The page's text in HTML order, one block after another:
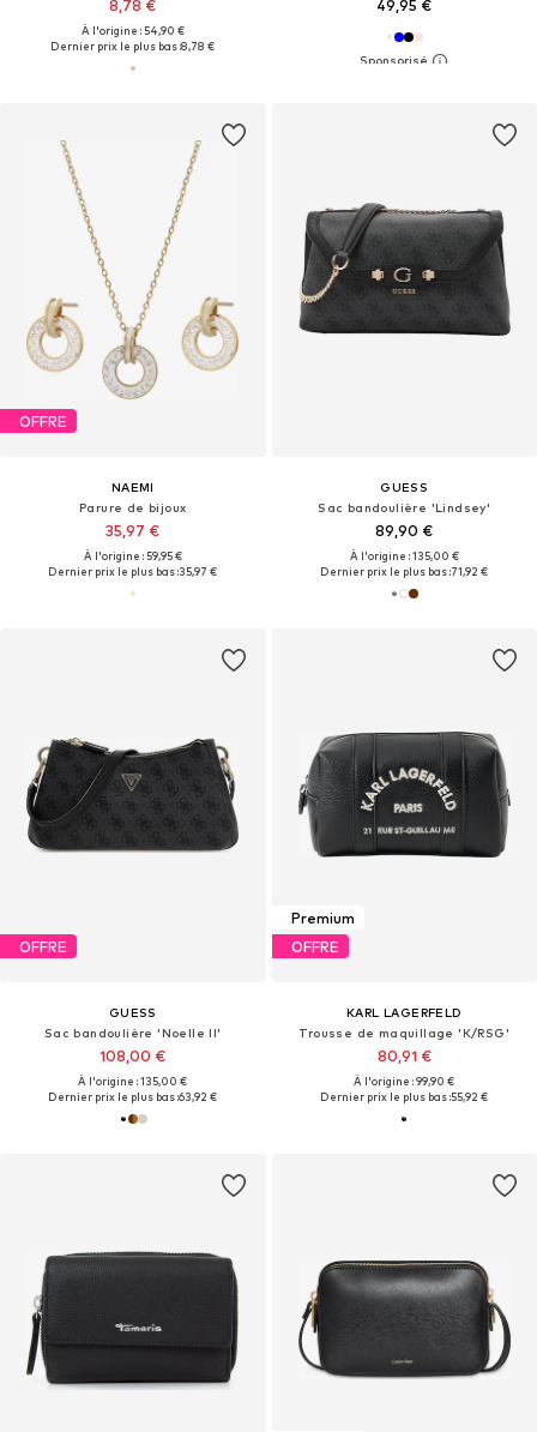
8,78 €
À l'origine : 54,90 €
Dernier prix le plus bas :8,78 €
49,95 €
OFFRE
NAEMI
Parure de bijoux
35,97 €
À l'origine : 59,95 €
Dernier prix le plus bas :35,97 €
GUESS
Sac bandoulière 'Lindsey'
89,90 €
À l'origine : 135,00 €
Dernier prix le plus bas :71,92 €
OFFRE
GUESS
Sac bandoulière 'Noelle II'
108,00 €
À l'origine : 135,00 €
Dernier prix le plus bas :63,92 €
Premium
OFFRE
KARL LAGERFELD
Trousse de maquillage 'K/RSG'
80,91 €
À l'origine : 99,90 €
Dernier prix le plus bas :55,92 €